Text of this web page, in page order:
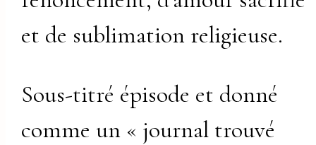
et de sublimation religieuse.
Sous-titré épisode et donné
comme un « journal trouvé